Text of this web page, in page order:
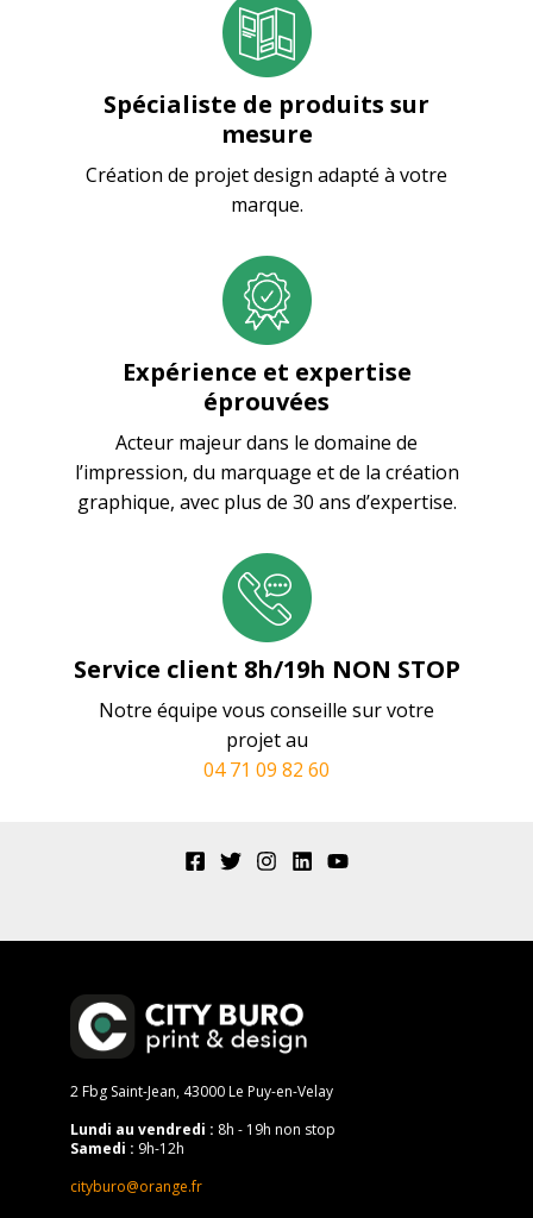
Spécialiste de produits sur
mesure
Création de projet design adapté à votre
marque.
Expérience et expertise
éprouvées
Acteur majeur dans le domaine de
l’impression, du marquage et de la création
graphique, avec plus de 30 ans d’expertise.
Service client 8h/19h NON STOP
Notre équipe vous conseille sur votre
projet au
04 71 09 82 60
2 Fbg Saint-Jean, 43000 Le Puy-en-Velay
Lundi au vendredi : 8h - 19h non stop
Samedi : 9h-12h
cityburo@orange.fr